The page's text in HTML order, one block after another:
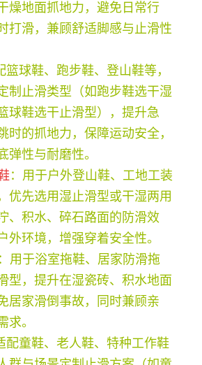
燥地面抓地力，避免日常行
打滑，兼顾舒适脚感与止滑性
篮球鞋、跑步鞋、登山鞋等，
制止滑类型（如跑步鞋选干湿
球鞋选干止滑型），提升急
时的抓地力，保障运动安全，
弹性与耐磨性。
：用于户外登山鞋、工地工装
优先选用湿止滑型或干湿两用
、积水、碎石路面的防滑效
外环境，增强穿着安全性。
：用于浴室拖鞋、居家防滑拖
型，提升在湿瓷砖、积水地面
居家滑倒事故，同时兼顾亲
求。
配童鞋、老人鞋、特种工作鞋